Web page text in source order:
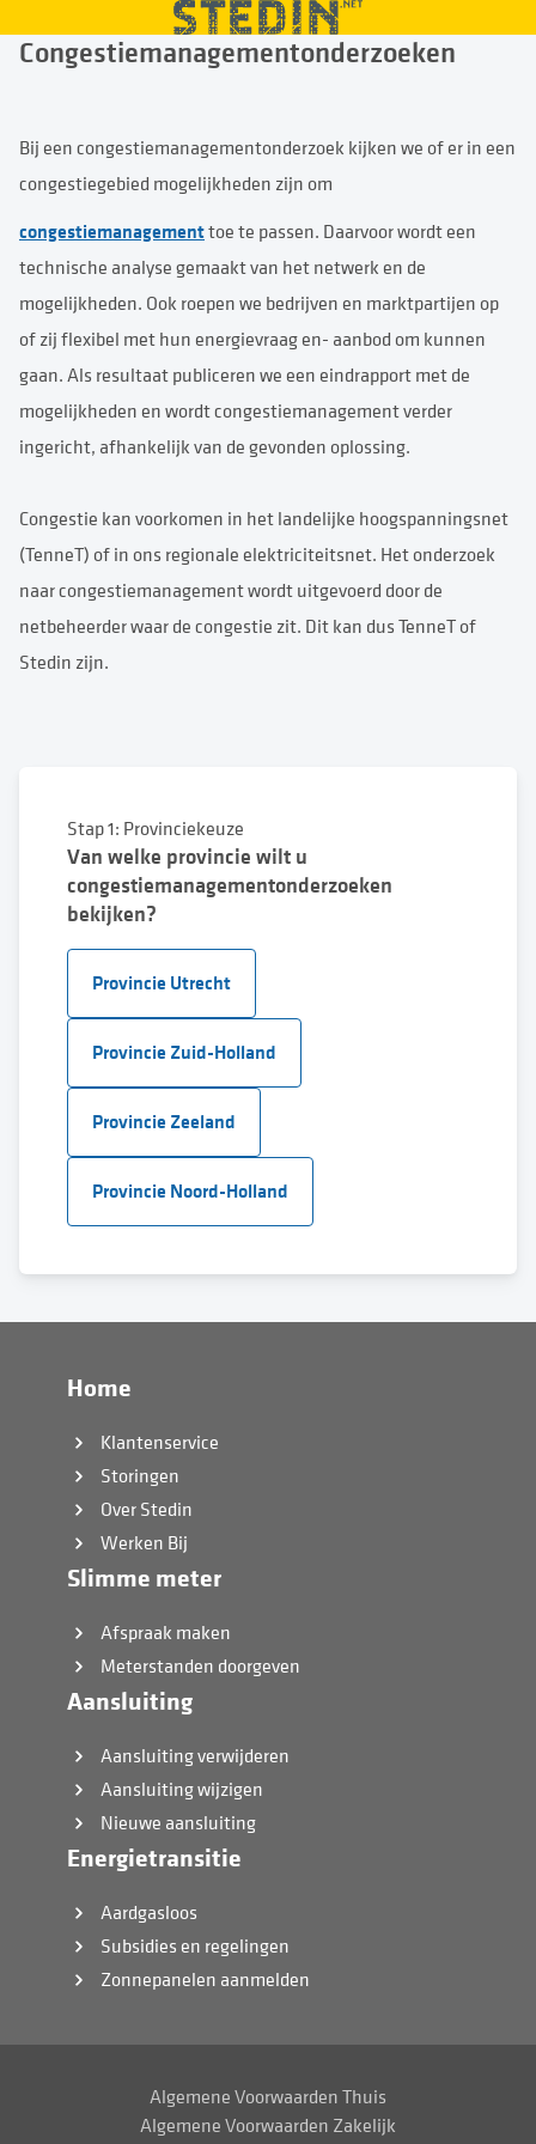
Congestiemanagementonderzoeken
Bij een congestiemanagementonderzoek kijken we of er in een
congestiegebied mogelijkheden zijn om
congestiemanagementtoe te passen. Daarvoor wordt een
technische analyse gemaakt van het netwerk en de
mogelijkheden. Ook roepen we bedrijven en marktpartijen op
of zij flexibel met hun energievraag en- aanbod om kunnen
gaan. Als resultaat publiceren we een eindrapport met de
mogelijkheden en wordt congestiemanagement verder
ingericht, afhankelijk van de gevonden oplossing.
Congestie kan voorkomen in het landelijke hoogspanningsnet
(TenneT) of in ons regionale elektriciteitsnet. Het onderzoek
naar congestiemanagement wordt uitgevoerd door de
netbeheerder waar de congestie zit. Dit kan dus TenneT of
Stedin zijn.
Stap 1: Provinciekeuze
Van welke provincie wilt u
congestiemanagementonderzoeken
bekijken?
Provincie Utrecht
Provincie Zuid-Holland
Provincie Zeeland
Provincie Noord-Holland
Home
Klantenservice
Storingen
Over Stedin
Werken Bij
Slimme meter
Afspraak maken
Meterstanden doorgeven
Aansluiting
Aansluiting verwijderen
Aansluiting wijzigen
Nieuwe aansluiting
Energietransitie
Aardgasloos
Subsidies en regelingen
Zonnepanelen aanmelden
Algemene Voorwaarden Thuis
Algemene Voorwaarden Zakelijk